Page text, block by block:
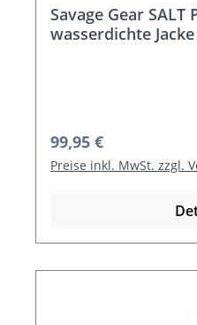
Savage Gear
wasserdichte Jacke
Regulärer Preis:
99,95 €
Preise inkl. MwSt. zzgl.